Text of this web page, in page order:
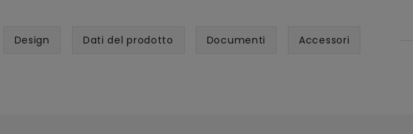
Design Dati del prodotto Documenti Accessori